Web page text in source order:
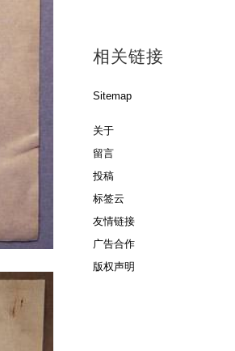
相关链接
Sitemap
关于
留言
投稿
标签云
友情链接
广告合作
版权声明